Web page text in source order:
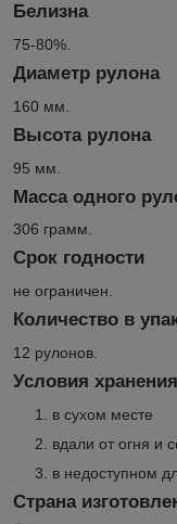
Белизна
75-80%.
Диаметр рулона
160 мм.
Высота рулона
95 мм.
Масса одного
306 грамм.
Срок годности
не ограничен.
Количество в
12 рулонов.
Условия хранения
в сухом месте
вдали от огня и
в недоступном
Страна